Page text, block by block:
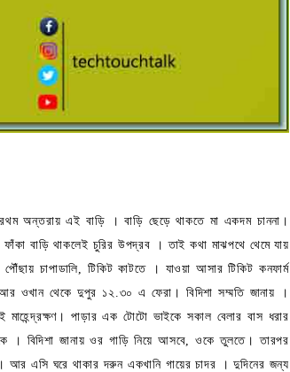
অন্তরায় এই বাড়ি । বাড়ি ছেড়ে থাকতে মা একদম চাননা।
বাড়ি থাকলেই চুরির উপদ্রব । তাই কথা মাঝপথে থেমে যায়
চাপাডালি, টিকিট কাটতে । যাওয়া আসার টিকিট কনফার্ম
ওখান থেকে দুপুর ১২.৩০ এ ফেরা। বিদিশা সম্মতি জানায় ।
পাড়ার এক টোটো ভাইকে সকাল বেলার বাস ধরার
। বিদিশা জানায় ওর গাড়ি নিয়ে আসবে, ওকে তুলতে। তারপর
আর এসি ঘরে থাকার দরুন একখানি গায়ের চাদর । দুদিনের জন্য